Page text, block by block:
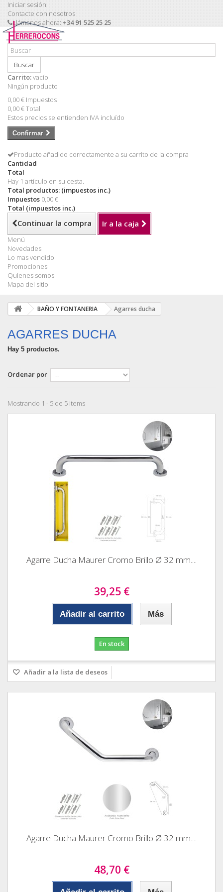
Iniciar sesión
Contacte con nosotros
Llámanos ahora: +34 91 525 25 25
Buscar
Carrito:vacío
Ningún producto
0,00 € Impuestos
0,00 €Total
Estos precios se entienden IVA incluído
Confirmar
Producto añadido correctamente a su carrito de la compra
Cantidad
Total
Hay 1 artículo en su cesta.
Total productos: (impuestos inc.)
Impuestos 0,00 €
Total (impuestos inc.)
Continuar la compra Ir a la caja
Menú
Novedades
Lo mas vendido
Promociones
Quienes somos
Mapa del sitio
BAÑO Y FONTANERIA Agarres ducha
AGARRES DUCHA
Hay 5 productos.
Ordenar por
Mostrando 1 - 5 de 5 items
Agarre Ducha Maurer Cromo Brillo Ø 32 mm....
39,25 €
Añadir al carrito Más
En stock
Añadir a la lista de deseos
Agarre Ducha Maurer Cromo Brillo Ø 32 mm....
48,70 €